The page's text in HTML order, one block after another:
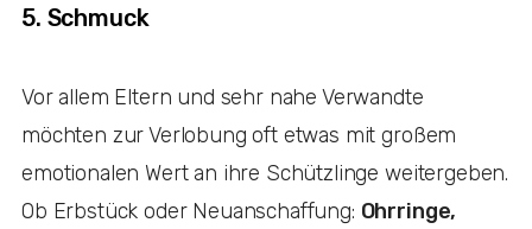
5. Schmuck
Vor allem Eltern und sehr nahe Verwandte
möchten zur Verlobung oft etwas mit großem
emotionalen Wert an ihre Schützlinge weitergeben.
Ob Erbstück oder Neuanschaffung: Ohrringe,